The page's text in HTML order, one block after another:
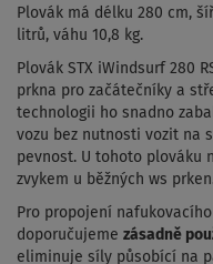
Plovák má délku 280 cm,
litrů, váhu 10,8 kg.
Plovák STX iWindsurf 280
prkna pro začátečníky a
technologii ho snadno
vozu bez nutnosti vozit na
pevnost. U tohoto plováku
zvykem u běžných ws
Pro propojení
doporučujeme zásadně
eliminuje síly působící na